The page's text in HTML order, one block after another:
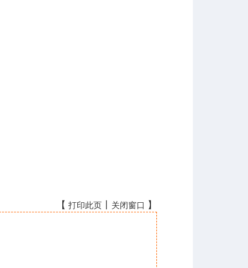
【 打印此页 关闭窗口 】